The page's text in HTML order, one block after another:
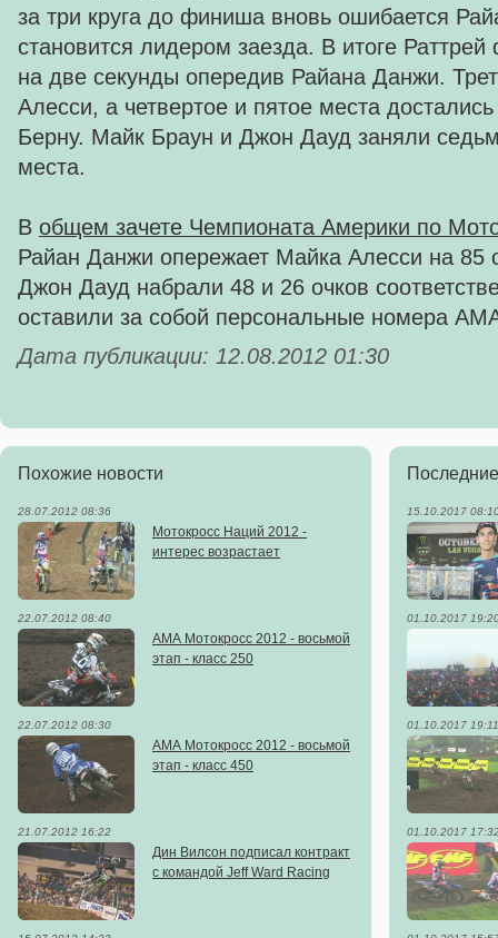
за три круга до финиша вновь ошибается
становится лидером заезда. В итоге
на две секунды опередив Райана Данжи.
Алесси, а четвертое и пятое места
Берну. Майк Браун и Джон Дауд заняли
места.
В общем зачете Чемпионата Америки по
Райан Данжи опережает Майка Алесси на 85
Джон Дауд набрали 48 и 26 очков
оставили за собой персональные номера
Дата публикации: 12.08.2012 01:30
Похожие новости
28.07.2012 08:36
Мотокросс Наций 2012 -
интерес возрастает
22.07.2012 08:40
АМА Мотокросс 2012 - восьмой
этап - класс 250
22.07.2012 08:30
АМА Мотокросс 2012 - восьмой
этап - класс 450
21.07.2012 16:22
Дин Вилсон подписал контракт
с командой Jeff Ward Racing
15.10.2017
01.10.2017
01.10.2017 19:11
01.10.2017